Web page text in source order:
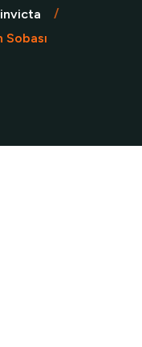
invicta